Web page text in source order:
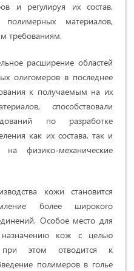
и регулируя их состав,
материалов,
требованиям.
расширение областей
олигомеров в последнее
к получаемым на их
способствовали
по разработке
как их состава, так и
на физико-механические
кожи становится
более широкого
Особое место для
кож с целью
этом отводится к
полимеров в голье